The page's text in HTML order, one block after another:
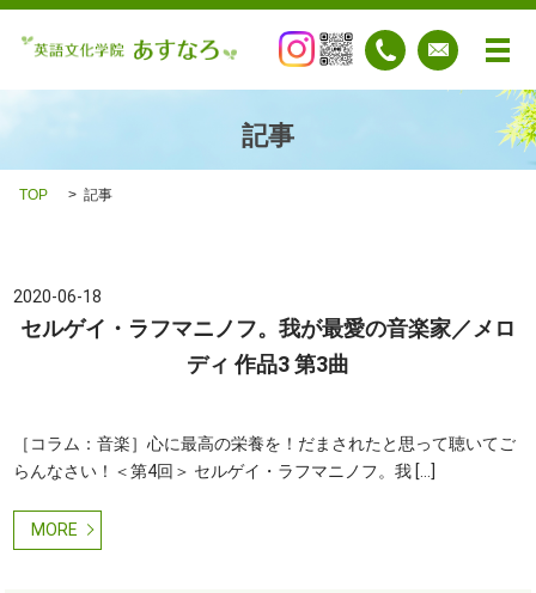
メ
記事
TOP 記事
2020-06-18
セルゲイ・ラフマニノフ。我が最愛の音楽家／メロ
ディ 作品3 第3曲
［コラム：音楽］心に最高の栄養を！だまされたと思って聴いてご
らんなさい！＜第4回＞ セルゲイ・ラフマニノフ。我 […]
MORE